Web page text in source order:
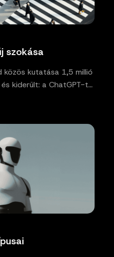
szokása
közös kutatása 1,5 millió
kiderült: a ChatGPT-t…